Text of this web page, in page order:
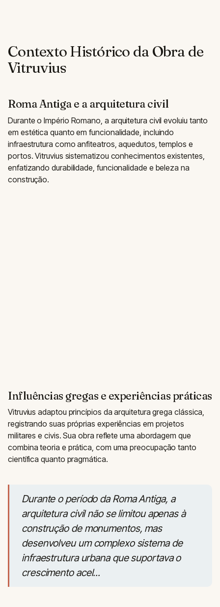
Contexto Histórico da Obra de
Vitruvius
Roma Antiga e a arquitetura civil
Durante o Império Romano, a arquitetura civil evoluiu tanto
em estética quanto em funcionalidade, incluindo
infraestrutura como anfiteatros, aquedutos, templos e
portos. Vitruvius sistematizou conhecimentos existentes,
enfatizando durabilidade, funcionalidade e beleza na
construção.
Influências gregas e experiências práticas
Vitruvius adaptou princípios da arquitetura grega clássica,
registrando suas próprias experiências em projetos
militares e civis. Sua obra reflete uma abordagem que
combina teoria e prática, com uma preocupação tanto
científica quanto pragmática.
Durante o período da Roma Antiga, a
arquitetura civil não se limitou apenas à
construção de monumentos, mas
desenvolveu um complexo sistema de
infraestrutura urbana que suportava o
crescimento acel...